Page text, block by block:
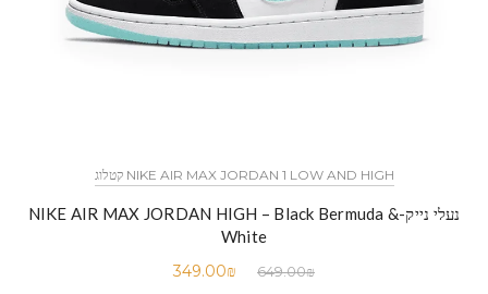
NIKE AIR MAX JORDAN 1 LOW AND HIGH קטלוג
נעלי נייק-NIKE AIR MAX JORDAN HIGH – Black Bermuda &
White
649.00₪
349.00₪